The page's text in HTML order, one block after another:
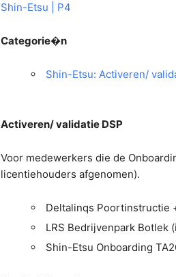
Shin-Etsu | P4
Categorie�n
Shin-Etsu: Activeren/
Activeren/ validatie DSP
Voor medewerkers die de
licentiehouders afgenomen).
Deltalinqs Poortinstructie
LRS Bedrijvenpark Botlek
Shin-Etsu Onboarding